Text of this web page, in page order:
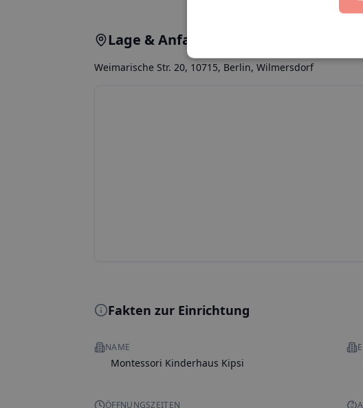
Lage & Anfahrt
Weimarische Str. 20, 10715, Berlin, Wilmersdorf
Fakten zur Einrichtung
NAME
Montessori Kinderhaus Kipsi
ÖFFNUNGSZEITEN